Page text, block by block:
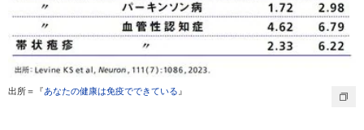
出所＝『あなたの健康は免疫でできている 』